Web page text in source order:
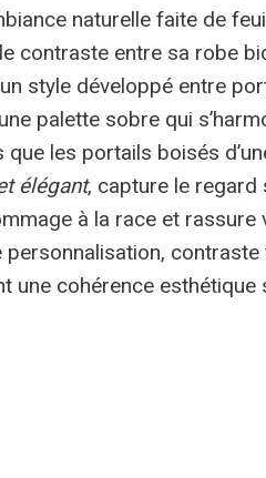
naturelle faite de
contraste entre sa robe
style développé entre
palette sobre qui
les portails boisés
élégant, capture le regard
à la race et
personnalisation,
une cohérence esthétique